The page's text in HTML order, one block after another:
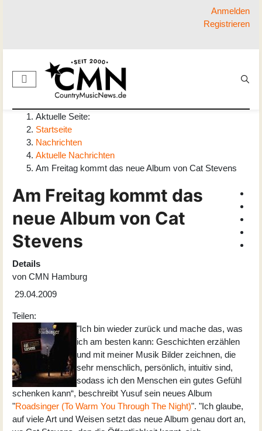
Anmelden
Registrieren
Aktuelle Seite:
Startseite
Nachrichten
Aktuelle Nachrichten
Am Freitag kommt das neue Album von Cat Stevens
Am Freitag kommt das
neue Album von Cat
Stevens
Details
von CMN Hamburg
29.04.2009
Teilen:
"Ich bin wieder zurück und mache das, was
ich am besten kann: Geschichten erzählen
und mit meiner Musik Bilder zeichnen, die
sehr menschlich, persönlich, intuitiv sind,
sodass ich den Menschen ein gutes Gefühl
schenken kann“, beschreibt Yusuf sein neues Album
"Roadsinger (To Warm You Through The Night)". "Ich glaube,
auf viele Art und Weisen setzt das neue Album genau dort an,